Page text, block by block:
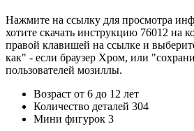
Нажмите на ссылку для просмотра
хотите скачать инструкцию 76012 на
правой клавишей на ссылке и
как" - если браузер Хром, или
пользователей мозиллы.
Возраст от 6 до 12 лет
Количество деталей 304
Мини фигурок 3